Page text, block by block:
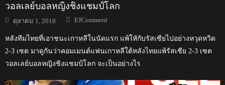
วอลเลย์บอลหญิงชิงแชมป์โลก
Posted
on
ตุลาคม 1, 2018 Author
EJComment
หลังทีมไทยที่เอาชนะเกาหลีในนัดแรก แพ้ใหักับรัสเซียไปอย่างหวุดหวิด
2-3 เซต มาดูกันว่าคอมเมนต์แฟนเกาหลีใต้หลังไทยแพ้รัสเซีย 2-3 เซต
วอลเลย์บอลหญิงชิงแชมป์โลก จะเป็นอย่างไร